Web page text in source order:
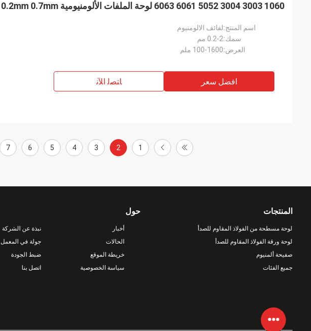
1060 3003 3004 5052 6061 6063 لوحة الملفات الألومنيومية 0.2mm 0.7mm سمك
اسم المنتج:لفائف الالومنيوم
سمك:0.2-2 مم
العرض:100-1600 ملم
افضل سعر ﺎﺘﺼﻟ ﺍﻶﻧ
1
2
3
4
5
6
7
حول
نبذة عن الشركة
جولة في المعمل
ضبط الجودة
اتصل بنا
أخبار
الحالات
خريطة الموقع
سياسة الخصوصية
المنتجات
لوحة مسطحة من الفولاذ المقاوم للصدأ
لوحة ورقة الفولاذ المقاوم للصدأ
صفيحة ألمنيوم
جميع الفئات